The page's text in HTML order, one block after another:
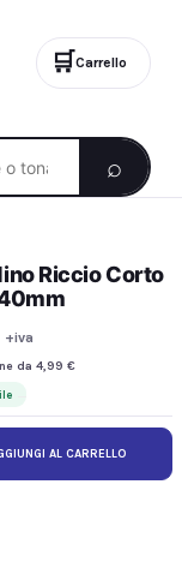
⌕
🛒Carrello
Riccio Corto
+iva
da 4,99 €
AL CARRELLO